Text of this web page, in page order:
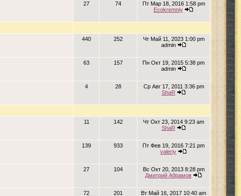
27 74
Пт Мар 18, 2016 1:58 pm
Ecokremniy
440 252
Чт Май 11, 2023 1:00 pm
admin
63 157
Пн Окт 19, 2015 5:38 pm
admin
4 28
Ср Авг 17, 2011 3:36 pm
ShaR
11 142
Чт Окт 23, 2014 9:23 am
ShaR
139 933
Пт Фев 19, 2016 7:21 pm
valeriy
27 104
Вс Окт 20, 2013 8:28 pm
Дмитрий Абрамов
72 201 Вт Май 16, 2017 10:40 am